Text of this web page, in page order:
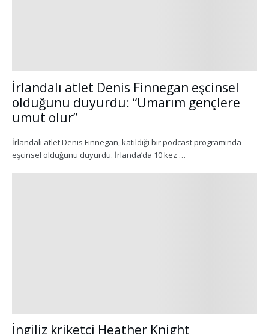
İrlandalı atlet Denis Finnegan eşcinsel
olduğunu duyurdu: “Umarım gençlere
umut olur”
İrlandalı atlet Denis Finnegan, katıldığı bir podcast programında
eşcinsel olduğunu duyurdu. İrlanda’da 10 kez …
İngiliz kriketçi Heather Knight